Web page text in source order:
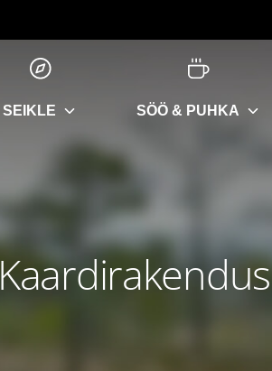
SEIKLE SÖÖ & PUHKA
Kaardirakendus